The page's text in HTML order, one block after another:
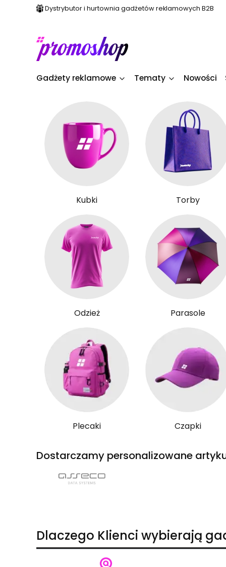
Dystrybutor i hurtownia gadżetów reklamowych B2B
Gadżety reklamowe Tematy Nowości
Kubki Torby
Odzież Parasole
Plecaki Czapki
Dostarczamy personalizowane
Dlaczego Klienci wybierają